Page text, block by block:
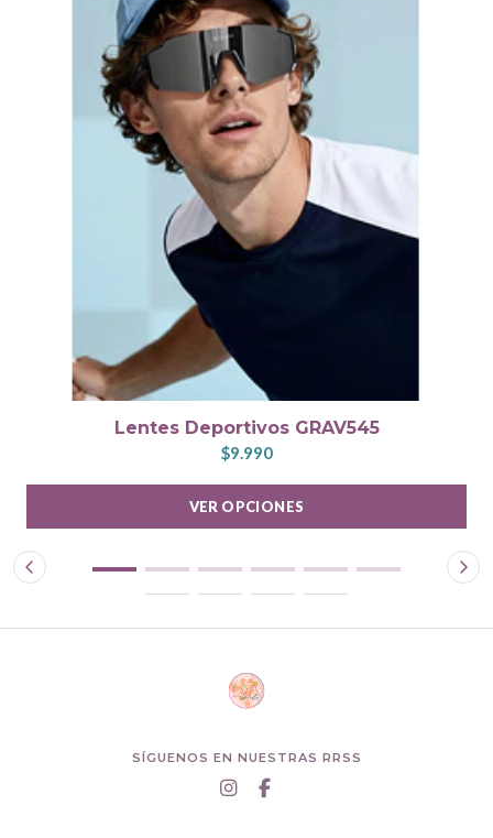
Lentes Deportivos GRAV545
$9.990
VER OPCIONES
SÍGUENOS EN NUESTRAS RRSS